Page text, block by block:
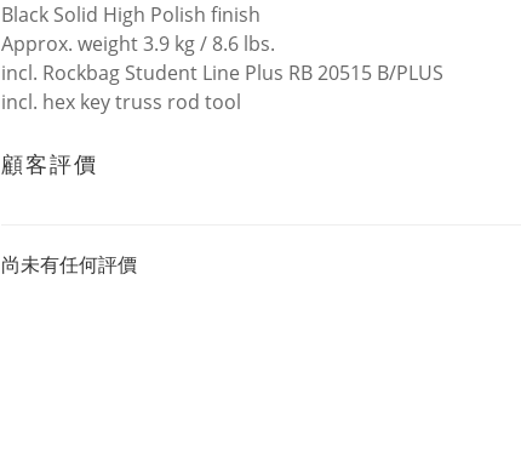
Black Solid High Polish finish
Approx. weight 3.9 kg / 8.6 lbs.
incl. Rockbag Student Line Plus RB 20515 B/PLUS
incl. hex key truss rod tool
顧客評價
尚未有任何評價